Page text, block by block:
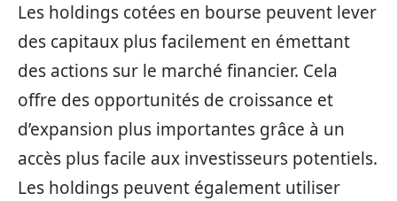
Les holdings cotées en bourse peuvent lever
des capitaux plus facilement en émettant
des actions sur le marché financier. Cela
offre des opportunités de croissance et
d’expansion plus importantes grâce à un
accès plus facile aux investisseurs potentiels.
Les holdings peuvent également utiliser